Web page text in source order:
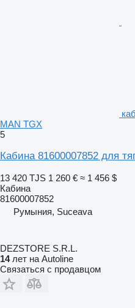
MAN TGX
5
Кабина 81600007852 для
13 420 TJS 1 260 € ≈ 1 456 $
Кабина
81600007852
Румыния, Suceava
DEZSTORE S.R.L.
14лет на Autoline
Связаться с продавцом